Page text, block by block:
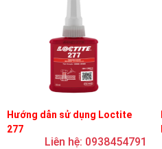
Hướng dẫn sử dụng Loctite
277
Liên hệ: 0938454791